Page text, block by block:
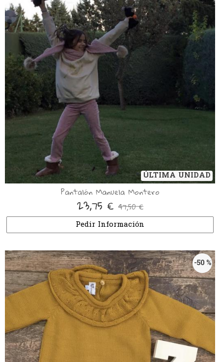
ÚLTIMA UNIDAD
Pantalón Manuela Montero
23,75 € 47,50 €
Pedir Información
-50 %